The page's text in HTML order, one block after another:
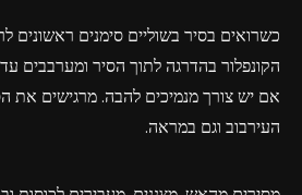
כשרואים בסיר בשוליים סימנים ראשונים
הקונפלור בהדרגה לתוך הסיר ומערבבים
אם יש צורך מנמיכים להבה. מרגישים את
העירבוב וגם במראה.